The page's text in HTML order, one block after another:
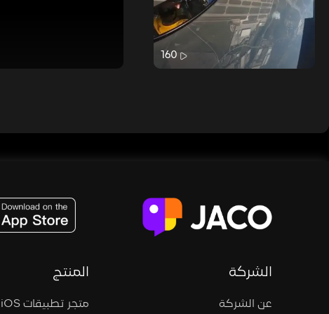
160
الشركة
عن الشركة
المنتج
متجر تطبيقات iOS